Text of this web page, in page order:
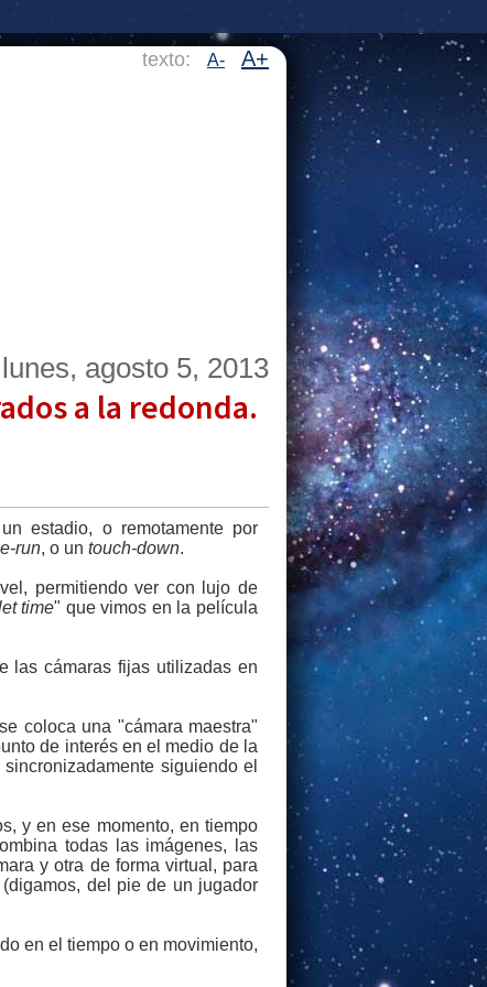
texto: A- A+
lunes, agosto 5, 2013
a la redonda.
estadio, o remotamente por
run, o un touch-down.
permitiendo ver con lujo de
time" que vimos en la película
las cámaras fijas utilizadas en
coloca una "cámara maestra"
de interés en el medio de la
siguiendo el
y en ese momento, en tiempo
todas las imágenes, las
y otra de forma virtual, para
del pie de un jugador
en el tiempo o en movimiento,